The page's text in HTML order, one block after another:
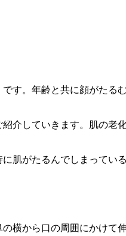
す。年齢と共に顔がた
介していきます。肌の老
肌がたるんでしまって
から口の周囲にかけて